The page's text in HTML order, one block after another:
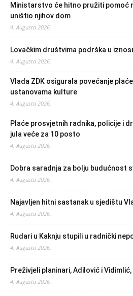
Ministarstvo će hitno pružiti pomoć
uništio njihov dom
4. Augusta 2026.
Lovačkim društvima podrška u
4. Augusta 2026.
Vlada ZDK osigurala povećanje
ustanovama kulture
4. Augusta 2026.
Plaće prosvjetnih radnika, policije i
jula veće za 10 posto
4. Augusta 2026.
Dobra saradnja za bolju budućnost
4. Augusta 2026.
Najavljen hitni sastanak u sjedištu
4. Augusta 2026.
Rudari u Kaknju stupili u radnički
4. Augusta 2026.
Preživjeli planinari, Adilović i
4. Augusta 2026.